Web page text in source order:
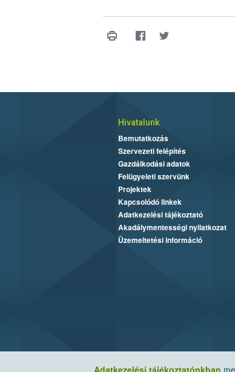
Adatkezelési tájékoztatónkban
Hivatalunk
Bemutatkozás
Szervezeti felépítés
Gazdálkodási adatok
Felügyeleti szervünk
Projektek
Kapcsolódó linkek
Adatkezelési tájékoztató
Akadálymentességi nyilatkozat
Üzemeltetési információ